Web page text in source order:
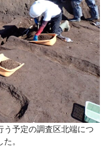
う予定の調査区北端につ
。